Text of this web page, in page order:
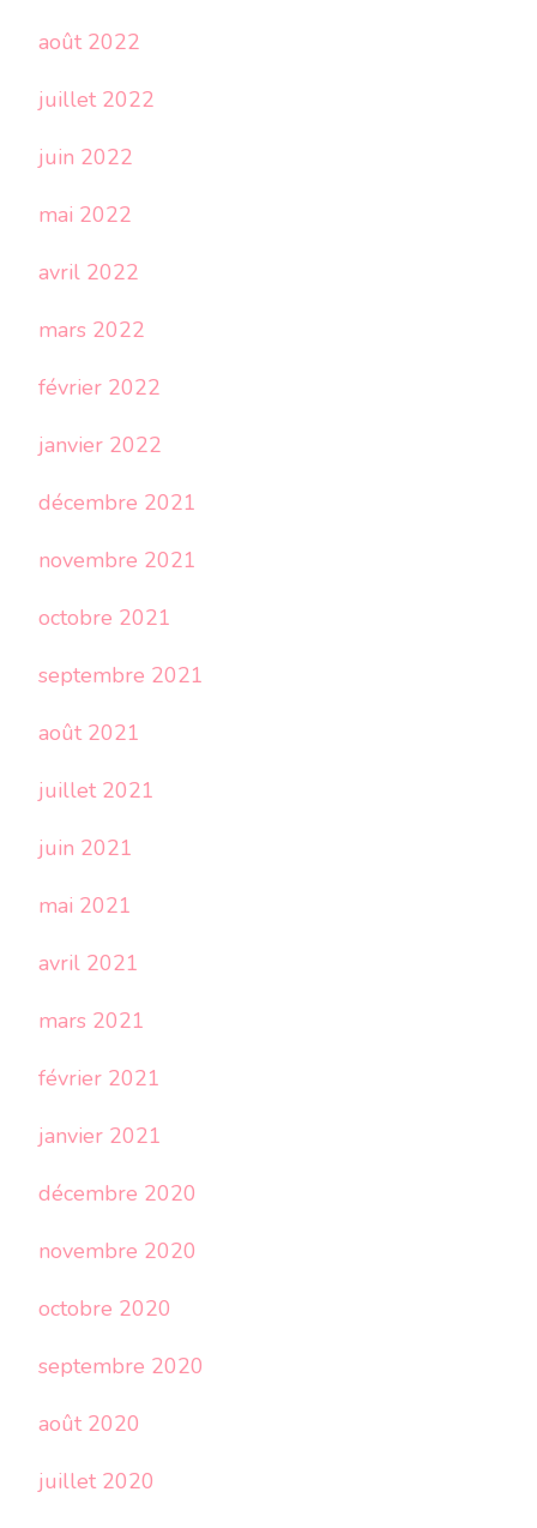
août 2022
juillet 2022
juin 2022
mai 2022
avril 2022
mars 2022
février 2022
janvier 2022
décembre 2021
novembre 2021
octobre 2021
septembre 2021
août 2021
juillet 2021
juin 2021
mai 2021
avril 2021
mars 2021
février 2021
janvier 2021
décembre 2020
novembre 2020
octobre 2020
septembre 2020
août 2020
juillet 2020